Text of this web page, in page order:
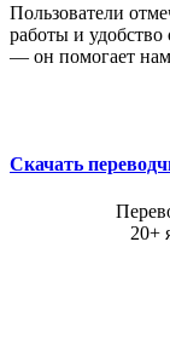
Пользователи
работы и
— он помогает нам
Скачать
20+